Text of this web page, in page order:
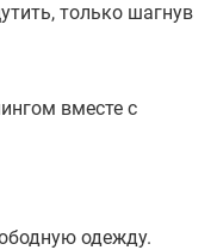
только шагнув
вместе с
одежду.